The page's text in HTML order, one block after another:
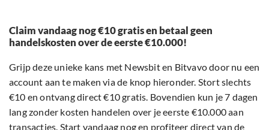
Claim vandaag nog €10 gratis en betaal geen
handelskosten over de eerste €10.000!
Grijp deze unieke kans met Newsbit en Bitvavo door nu een
account aan te maken via de knop hieronder. Stort slechts
€10 en ontvang direct €10 gratis. Bovendien kun je 7 dagen
lang zonder kosten handelen over je eerste €10.000 aan
transacties. Start vandaag nog en profiteer direct van de